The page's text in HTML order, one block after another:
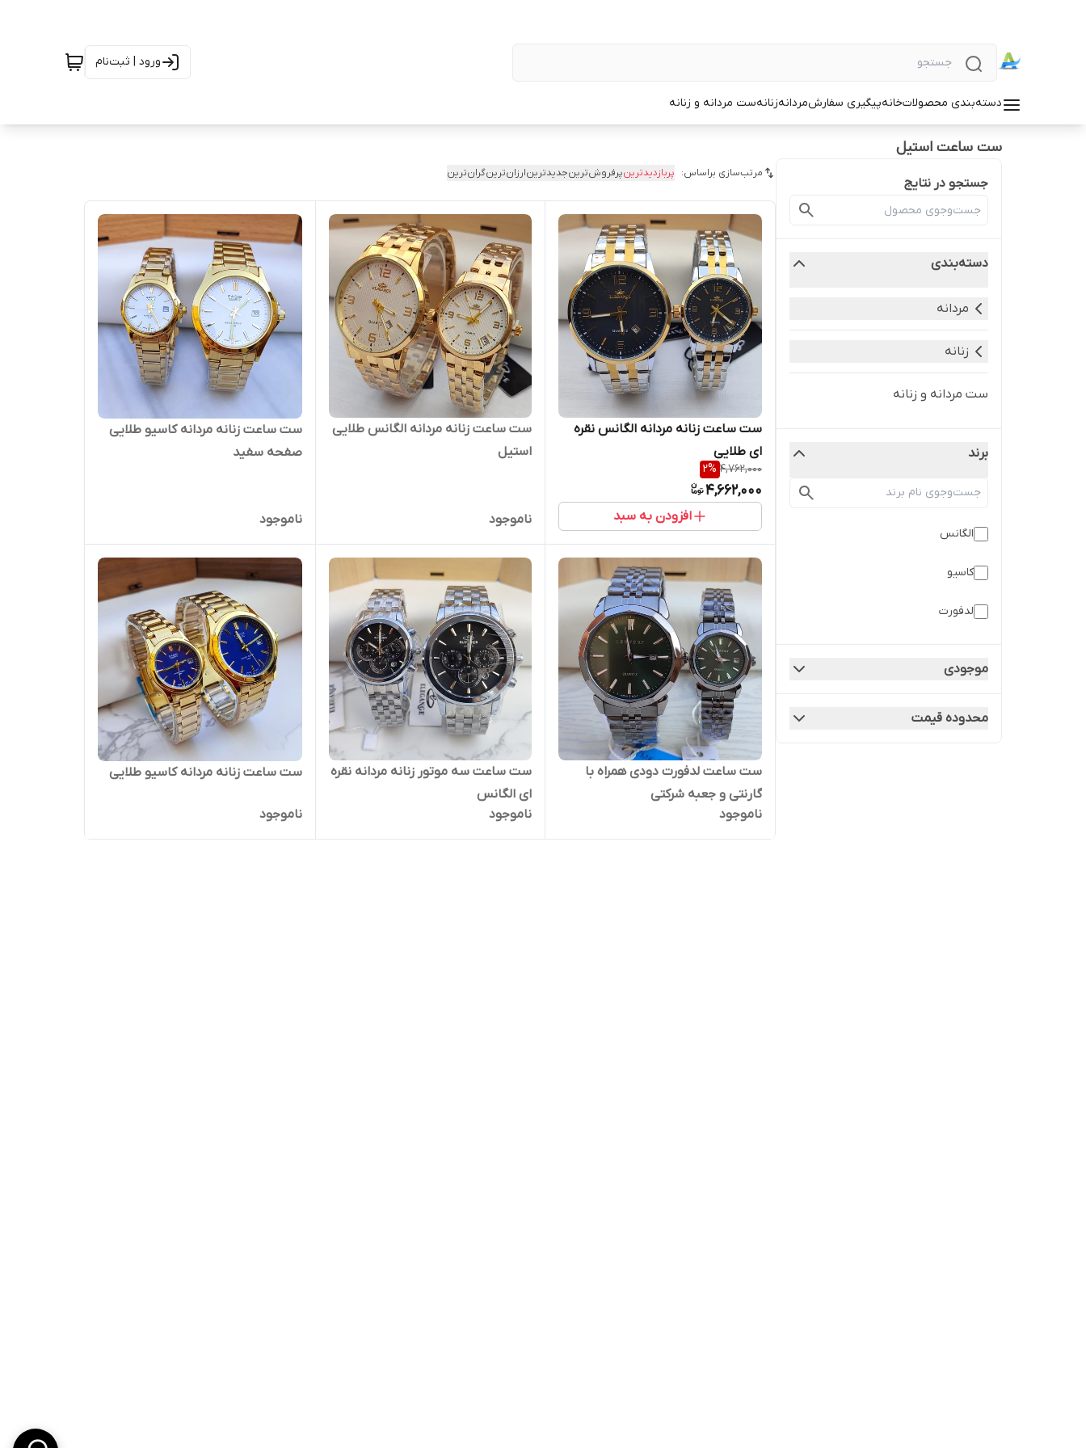
ورود | ثبت‌نام
دسته‌بندی محصولاتخانهپیگیری سفارشمردانهزنانهست مردانه و زنانه
ست ساعت استیل
جستجو در نتایج
دسته‌بندی
مردانه
زنانه
ست مردانه و زنانه
برند
الگانس
کاسیو
لدفورت
موجودی
محدوده قیمت
مرتب‌سازی براساس: پربازدیدترینپرفروش‌ترینجدیدترینارزان‌ترینگران‌ترین
ست ساعت زنانه مردانه الگانس نقره
ای طلایی
4,762,000
2%
4,662,000
افزودن به سبد
ست ساعت زنانه مردانه الگانس طلایی
استیل
ناموجود
ست ساعت زنانه مردانه کاسیو طلایی
صفحه سفید
ناموجود
ست ساعت لدفورت دودی همراه با
گارنتی و جعبه شرکتی
ناموجود
ست ساعت سه موتور زنانه مردانه نقره
ای الگانس
ناموجود
ست ساعت زنانه مردانه کاسیو طلایی
ناموجود